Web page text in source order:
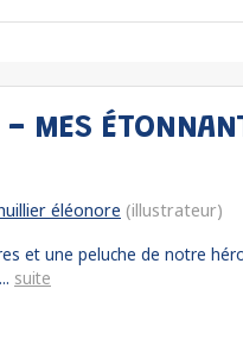
- MES
éléonore (illustrateur)
et une peluche de notre
suite